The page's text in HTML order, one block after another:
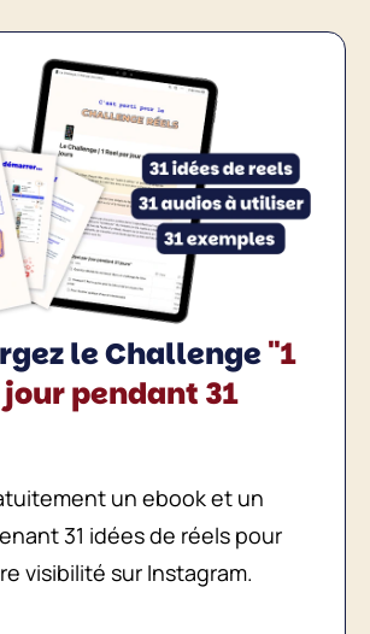
le Challenge"1
pendant 31
un ebook et un
31 idées de réels pour
visibilité sur Instagram.